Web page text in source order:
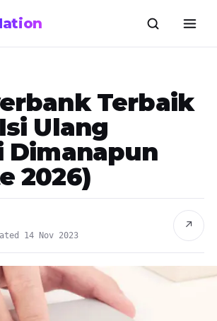
Terbaik
Ulang
Dimanapun
2026)
14 Nov 2023
↗